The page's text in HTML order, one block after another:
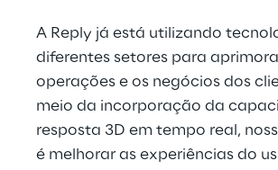
A Reply já está utilizando
diferentes setores para
operações e os negócios dos
meio da incorporação da
resposta 3D em tempo real,
é melhorar as experiências do